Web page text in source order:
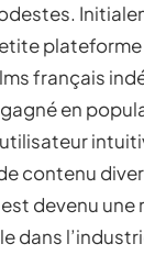
français
en
contenu
devenu une
dans